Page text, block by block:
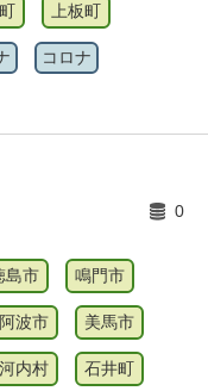
上板町
コロナ
0
島市 鳴門市
阿波市 美馬市
内村 石井町